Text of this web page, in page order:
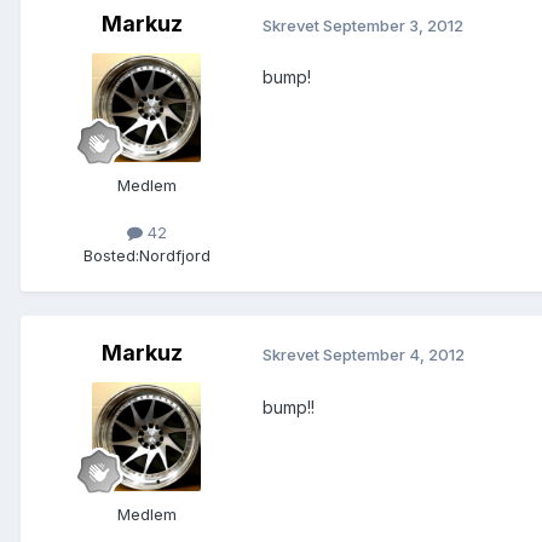
Markuz
Medlem
42
Bosted:Nordfjord
SkrevetSeptember 3, 2012
bump!
Markuz
Medlem
SkrevetSeptember 4, 2012
bump!!